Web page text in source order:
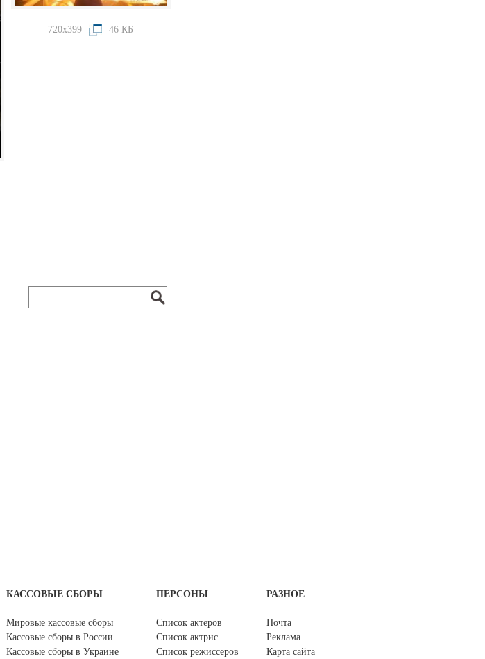
720x399 46 КБ
КАССОВЫЕ СБОРЫ
Мировые кассовые сборы
Кассовые сборы в России
Кассовые сборы в Украине
ПЕРСОНЫ
Список актеров
Список актрис
Список режиссеров
РАЗНОЕ
Почта
Реклама
Карта сайта